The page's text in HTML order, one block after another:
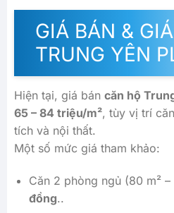
GIÁ BÁN &
TRUNG YÊN
Hiện tại, giá bán căn hộ
65 – 84 triệu/m², tùy vị trí
tích và nội thất.
Một số mức giá tham khảo:
Căn 2 phòng ngủ (80 m² –
đồng..